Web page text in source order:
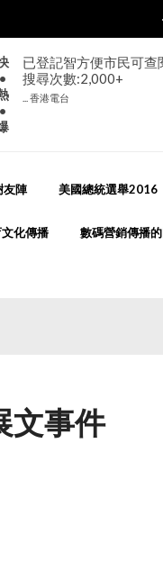
•
•
大致天晴。日間酷熱，
部分地區有煙霞。吹輕
... 香港天文台
友陣 美國總統選舉2016
化傳播 數碼營銷傳播
文事件